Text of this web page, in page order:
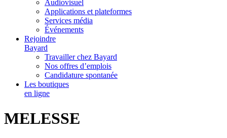
Audiovisuel
Applications et plateformes
Services média
Événements
Rejoindre
Bayard
Travailler chez Bayard
Nos offres d’emplois
Candidature spontanée
Les boutiques
en ligne
MELESSE